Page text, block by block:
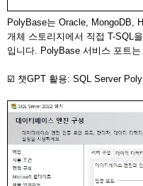
PolyBase는 Oracle, MongoDB,
개체 스토리지에서 직접 T-SQL
입니다. PolyBase 서비스 포트
☑️ 챗GPT 활용: SQL Server